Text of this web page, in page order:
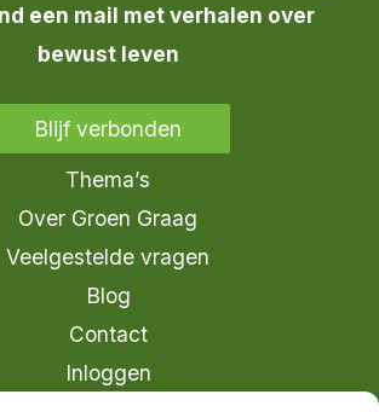
een mail met verhalen over
bewust leven
Blijf verbonden
Thema’s
Over Groen Graag
Veelgestelde vragen
Blog
Contact
Inloggen